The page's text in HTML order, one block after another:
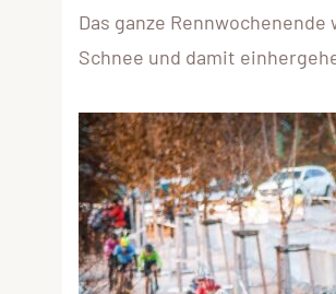
Das ganze
Schnee und damit